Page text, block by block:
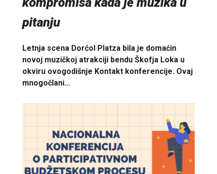
pitanju
Letnja scena Dorćol Platza bila je domaćin
novoj muzičkoj atrakciji bendu Škofja Loka u
okviru ovogodišnje Kontakt konferencije. Ovaj
mnogočlani…